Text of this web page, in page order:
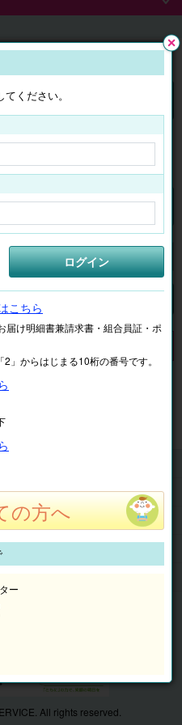
ログイン
マイページ
検索
は、お取扱いしておりません。
All rights reserved.
ください。
ログイン
こちら
け明細書兼請求書・組合員証・ポ
」からはじまる10桁の番号です。
の方へ
ー